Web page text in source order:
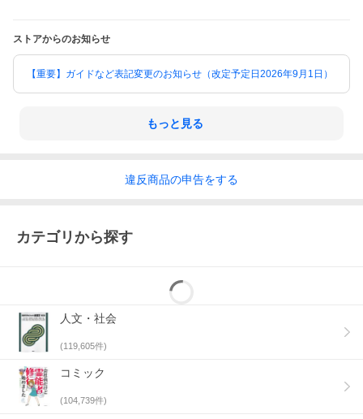
ストアからのお知らせ
【重要】ガイドなど表記変更のお知らせ（改定予定日2026年9月1日）
もっと見る
違反商品の申告をする
カテゴリから探す
人文・社会
(119,605件)
コミック
(104,739件)